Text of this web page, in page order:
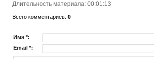
Длительность материала: 00:01:13
Всего комментариев: 0
Имя *:
Email *: